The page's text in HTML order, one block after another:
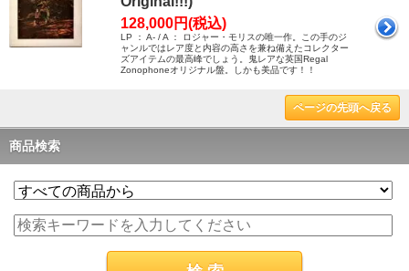
128,000円(税込)
LP ： A- / A ： ロジャー・モリスの唯一作。この手のジ
ャンルではレア度と内容の高さを兼ね備えたコレクター
ズアイテムの最高峰でしょう。鬼レアな英国Regal
Zonophoneオリジナル盤。しかも美品です！！
ページの先頭へ戻る
商品検索